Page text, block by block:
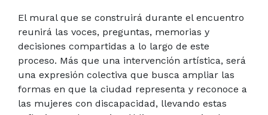
El mural que se construirá durante el encuentro
reunirá las voces, preguntas, memorias y
decisiones compartidas a lo largo de este
proceso. Más que una intervención artística, será
una expresión colectiva que busca ampliar las
formas en que la ciudad representa y reconoce a
las mujeres con discapacidad, llevando estas